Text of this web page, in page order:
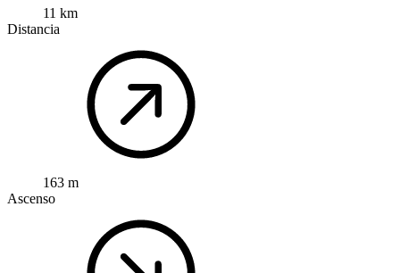
11 km
Distancia
163 m
Ascenso